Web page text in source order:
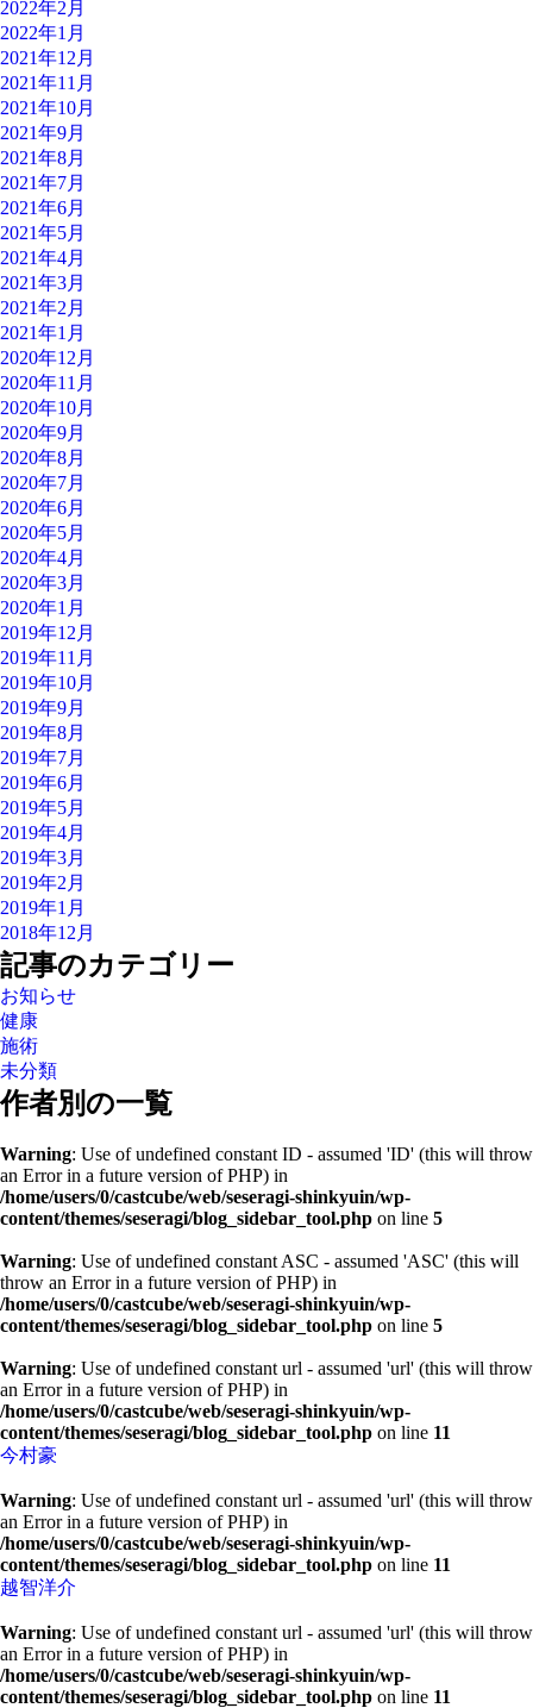
2022年2月
2022年1月
2021年12月
2021年11月
2021年10月
2021年9月
2021年8月
2021年7月
2021年6月
2021年5月
2021年4月
2021年3月
2021年2月
2021年1月
2020年12月
2020年11月
2020年10月
2020年9月
2020年8月
2020年7月
2020年6月
2020年5月
2020年4月
2020年3月
2020年1月
2019年12月
2019年11月
2019年10月
2019年9月
2019年8月
2019年7月
2019年6月
2019年5月
2019年4月
2019年3月
2019年2月
2019年1月
2018年12月
記事のカテゴリー
お知らせ
健康
施術
未分類
作者別の一覧
Warning: Use of undefined constant ID - assumed 'ID' (this will throw
an Error in a future version of PHP) in
/home/users/0/castcube/web/seseragi-shinkyuin/wp-
content/themes/seseragi/blog_sidebar_tool.php on line 5
Warning: Use of undefined constant ASC - assumed 'ASC' (this will
throw an Error in a future version of PHP) in
/home/users/0/castcube/web/seseragi-shinkyuin/wp-
content/themes/seseragi/blog_sidebar_tool.php on line 5
Warning: Use of undefined constant url - assumed 'url' (this will throw
an Error in a future version of PHP) in
/home/users/0/castcube/web/seseragi-shinkyuin/wp-
content/themes/seseragi/blog_sidebar_tool.php on line 11
今村豪
Warning: Use of undefined constant url - assumed 'url' (this will throw
an Error in a future version of PHP) in
/home/users/0/castcube/web/seseragi-shinkyuin/wp-
content/themes/seseragi/blog_sidebar_tool.php on line 11
越智洋介
Warning: Use of undefined constant url - assumed 'url' (this will throw
an Error in a future version of PHP) in
/home/users/0/castcube/web/seseragi-shinkyuin/wp-
content/themes/seseragi/blog_sidebar_tool.php on line 11